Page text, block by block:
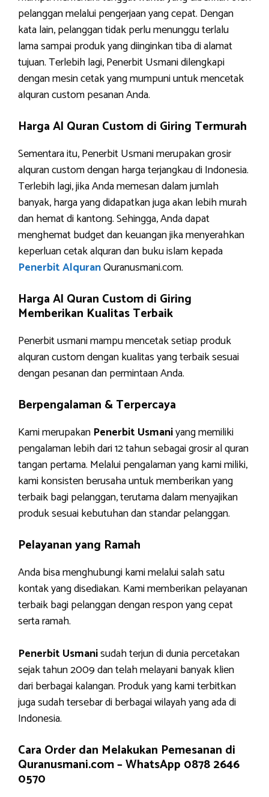
pelanggan melalui pengerjaan yang cepat. Dengan
kata lain, pelanggan tidak perlu menunggu terlalu
lama sampai produk yang diinginkan tiba di alamat
tujuan. Terlebih lagi, Penerbit Usmani dilengkapi
dengan mesin cetak yang mumpuni untuk mencetak
alquran custom pesanan Anda.
Harga Al Quran Custom di Giring Termurah
Sementara itu, Penerbit Usmani merupakan grosir
alquran custom dengan harga terjangkau di Indonesia.
Terlebih lagi, jika Anda memesan dalam jumlah
banyak, harga yang didapatkan juga akan lebih murah
dan hemat di kantong. Sehingga, Anda dapat
menghemat budget dan keuangan jika menyerahkan
keperluan cetak alquran dan buku islam kepada
Penerbit AlquranQuranusmani.com.
Harga Al Quran Custom di Giring
Memberikan Kualitas Terbaik
Penerbit usmani mampu mencetak setiap produk
alquran custom dengan kualitas yang terbaik sesuai
dengan pesanan dan permintaan Anda.
Berpengalaman & Terpercaya
Kami merupakan Penerbit Usmaniyang memiliki
pengalaman lebih dari 12 tahun sebagai grosir al quran
tangan pertama. Melalui pengalaman yang kami miliki,
kami konsisten berusaha untuk memberikan yang
terbaik bagi pelanggan, terutama dalam menyajikan
produk sesuai kebutuhan dan standar pelanggan.
Pelayanan yang Ramah
Anda bisa menghubungi kami melalui salah satu
kontak yang disediakan. Kami memberikan pelayanan
terbaik bagi pelanggan dengan respon yang cepat
serta ramah.
Penerbit Usmanisudah terjun di dunia percetakan
sejak tahun 2009 dan telah melayani banyak klien
dari berbagai kalangan. Produk yang kami terbitkan
juga sudah tersebar di berbagai wilayah yang ada di
Indonesia.
Cara Order dan Melakukan Pemesanan di
Quranusmani.com –WhatsApp 0878 2646
0570